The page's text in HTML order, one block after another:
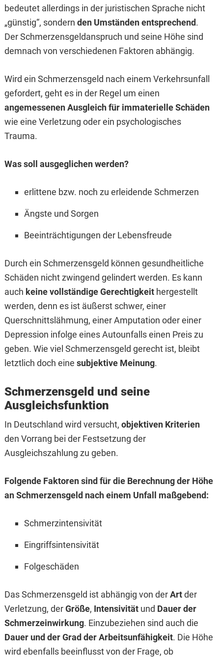
bedeutet allerdings in der juristischen Sprache nicht
„günstig“, sondern den Umständen entsprechend.
Der Schmerzensgeldanspruch und seine Höhe sind
demnach von verschiedenen Faktoren abhängig.
Wird ein Schmerzensgeld nach einem Verkehrsunfall
gefordert, geht es in der Regel um einen
angemessenen Ausgleich für immaterielle Schäden
wie eine Verletzung oder ein psychologisches
Trauma.
Was soll ausgeglichen werden?
erlittene bzw. noch zu erleidende Schmerzen
Ängste und Sorgen
Beeinträchtigungen der Lebensfreude
Durch ein Schmerzensgeld können gesundheitliche
Schäden nicht zwingend gelindert werden. Es kann
auch keine vollständige Gerechtigkeithergestellt
werden, denn es ist äußerst schwer, einer
Querschnittslähmung, einer Amputation oder einer
Depression infolge eines Autounfalls einen Preis zu
geben. Wie viel Schmerzensgeld gerecht ist, bleibt
letztlich doch eine subjektive Meinung.
Schmerzensgeld und seine
Ausgleichsfunktion
In Deutschland wird versucht, objektiven Kriterien
den Vorrang bei der Festsetzung der
Ausgleichszahlung zu geben.
Folgende Faktoren sind für die Berechnung der Höhe
an Schmerzensgeld nach einem Unfall maßgebend:
Schmerzintensivität
Eingriffsintensivität
Folgeschäden
Das Schmerzensgeld ist abhängig von derArtder
Verletzung, derGröße, Intensivitätund Dauer der
Schmerzeinwirkung. Einzubeziehen sind auch die
Dauer und der Grad der Arbeitsunfähigkeit. Die Höhe
wird ebenfalls beeinflusst von der Frage, ob